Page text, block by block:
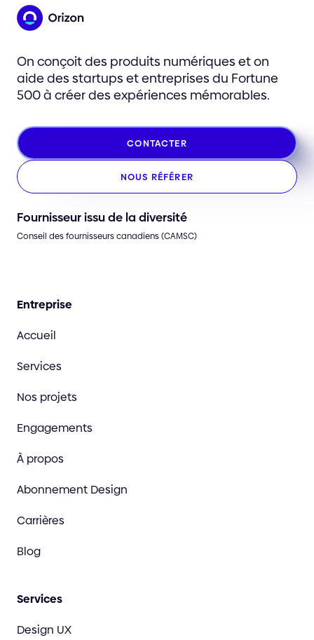
On conçoit des produits numériques et on
aide des startups et entreprises du Fortune
500 à créer des expériences mémorables.
CONTACTER
NOUS RÉFÉRER
Fournisseur issu de la diversité
Conseil des fournisseurs canadiens (CAMSC)
Entreprise
Accueil
Services
Nos projets
Engagements
À propos
Abonnement Design
Carrières
Blog
Services
Design UX